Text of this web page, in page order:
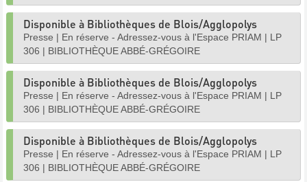
Disponible à Bibliothèques de Blois/Agglopolys
Presse | En réserve - Adressez-vous à l'Espace PRIAM | LP
306 | BIBLIOTHÈQUE ABBÉ-GRÉGOIRE
Disponible à Bibliothèques de Blois/Agglopolys
Presse | En réserve - Adressez-vous à l'Espace PRIAM | LP
306 | BIBLIOTHÈQUE ABBÉ-GRÉGOIRE
Disponible à Bibliothèques de Blois/Agglopolys
Presse | En réserve - Adressez-vous à l'Espace PRIAM | LP
306 | BIBLIOTHÈQUE ABBÉ-GRÉGOIRE